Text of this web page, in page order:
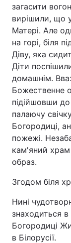
загасити
вирішили, що
Матері. Але
на горі, біля
Діву, яка
Діти
домашнім.
Божественне
підійшовши
палаючу
Богородиці,
пожежі.
кам'яний храм
образ.
Згодом біля
Нині
знаходиться в
Богородиці
в Білорусії.